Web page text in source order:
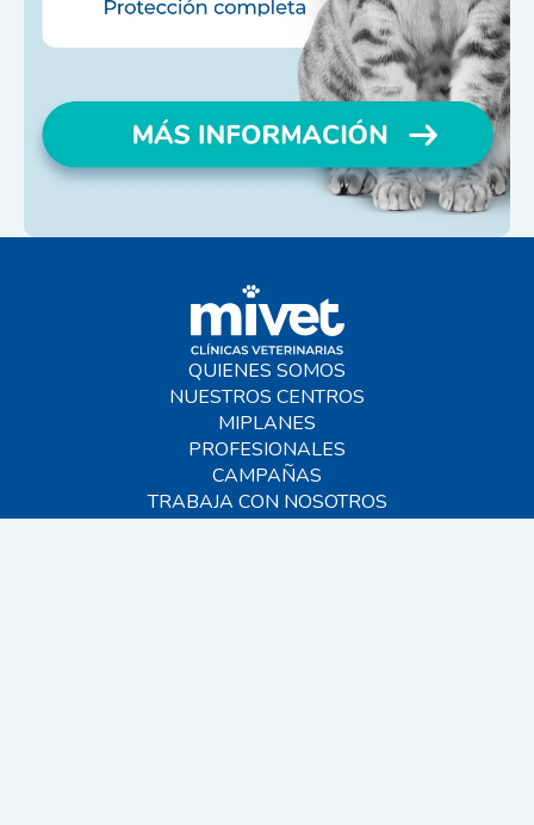
QUIENES SOMOS
NUESTROS CENTROS
MIPLANES
PROFESIONALES
CAMPAÑAS
TRABAJA CON NOSOTROS
BLOG